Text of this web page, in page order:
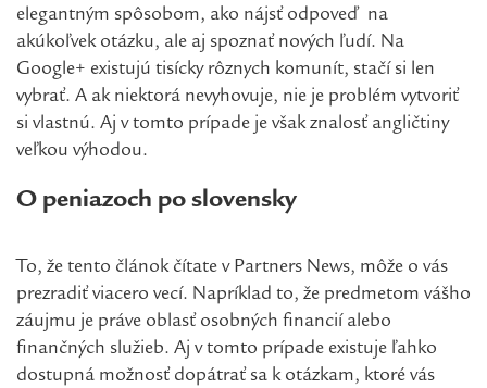
elegantným spôsobom, ako nájsť odpoveď na
akúkoľvek otázku, ale aj spoznať nových ľudí. Na
Google+ existujú tisícky rôznych komunít, stačí si len
vybrať. A ak niektorá nevyhovuje, nie je problém vytvoriť
si vlastnú. Aj v tomto prípade je však znalosť angličtiny
veľkou výhodou.
O peniazoch po slovensky
To, že tento článok čítate v Partners News, môže o vás
prezradiť viacero vecí. Napríklad to, že predmetom vášho
záujmu je práve oblasť osobných financií alebo
finančných služieb. Aj v tomto prípade existuje ľahko
dostupná možnosť dopátrať sa k otázkam, ktoré vás